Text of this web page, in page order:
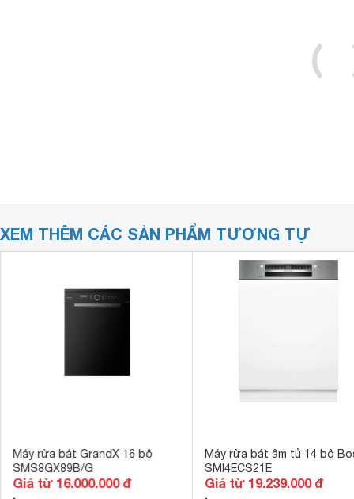
XEM THÊM CÁC SẢN PHẨM TƯƠNG TỰ
Máy rửa bát GrandX 16 bộ
SMS8GX89B/G
Giá từ 16.000.000 đ
Máy rửa bát âm tủ 14 bộ
SMI4ECS21E
Giá từ 19.239.000 đ